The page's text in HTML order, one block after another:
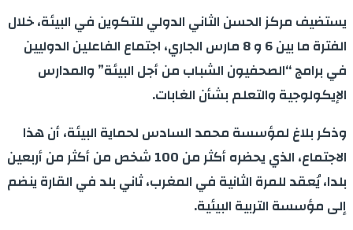
يستضيف مركز الحسن الثاني الدولي للتكوين في البيئة، خلال
الفترة ما بين 6 و 8 مارس الجاري، اجتماع الفاعلين الدوليين
في برامج “الصحفيون الشباب من أجل البيئة” والمدارس
الإيكولوجية والتعلم بشأن الغابات.
وذكر بلاغ لمؤسسة محمد السادس لحماية البيئة، أن هذا
الاجتماع، الذي يحضره أكثر من 100 شخص من أكثر من أربعين
بلدا، يُعقد للمرة الثانية في المغرب، ثاني بلد في القارة ينضم
إلى مؤسسة التربية البيئية.